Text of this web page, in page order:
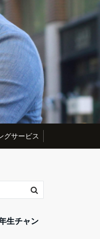
グサービス
生チャン